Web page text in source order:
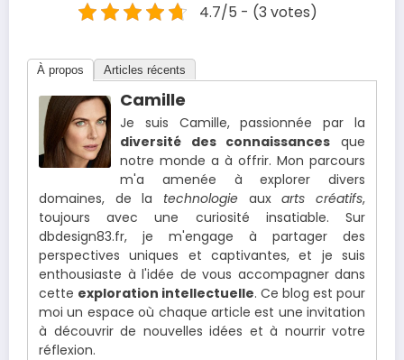
4.7/5 - (3 votes)
À propos Articles récents
Camille
Je suis Camille, passionnée par la
diversité des connaissances que
notre monde a à offrir. Mon parcours
m'a amenée à explorer divers
domaines, de la technologie auxarts créatifs,
toujours avec une curiosité insatiable. Sur
dbdesign83.fr, je m'engage à partager des
perspectives uniques et captivantes, et je suis
enthousiaste à l'idée de vous accompagner dans
cette exploration intellectuelle. Ce blog est pour
moi un espace où chaque article est une invitation
à découvrir de nouvelles idées et à nourrir votre
réflexion.